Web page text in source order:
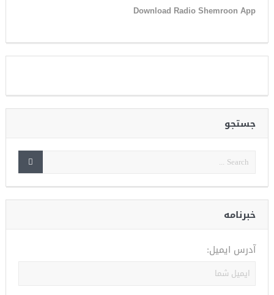
Download Radio Shemroon App
جستجو
خبرنامه
آدرس ایمیل: